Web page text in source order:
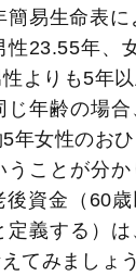
簡易生命表
性23.55年、
よりも5年
じ年齢の場
年女性のお
ことが分か
資金（60
義する）は
てみましょう